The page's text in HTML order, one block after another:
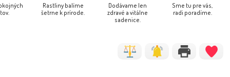
Rastliny balíme
šetrne k prírode.
Dodávame len
zdravé a vitálne
sadenice.
Sme tu pre vás,
radi poradíme.